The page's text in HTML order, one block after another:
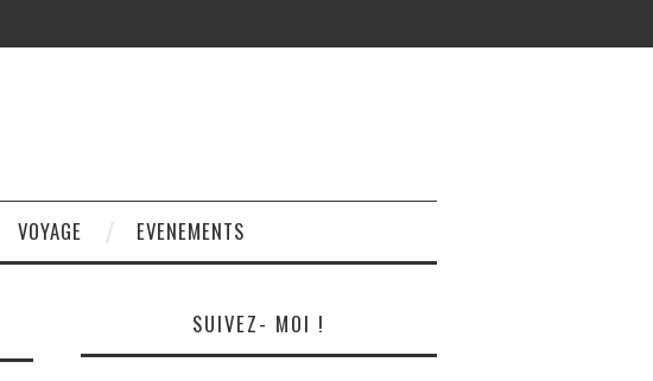
VOYAGE EVENEMENTS
SUIVEZ- MOI !